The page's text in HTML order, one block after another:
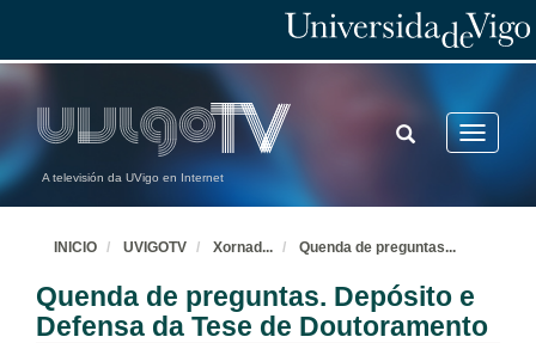
A televisión da UVigo en Internet
Toggle
TOGGLE
SEARCH
INICIO UVIGOTV Xornad... Quenda de preguntas...
Quenda de preguntas. Depósito e
Defensa da Tese de Doutoramento